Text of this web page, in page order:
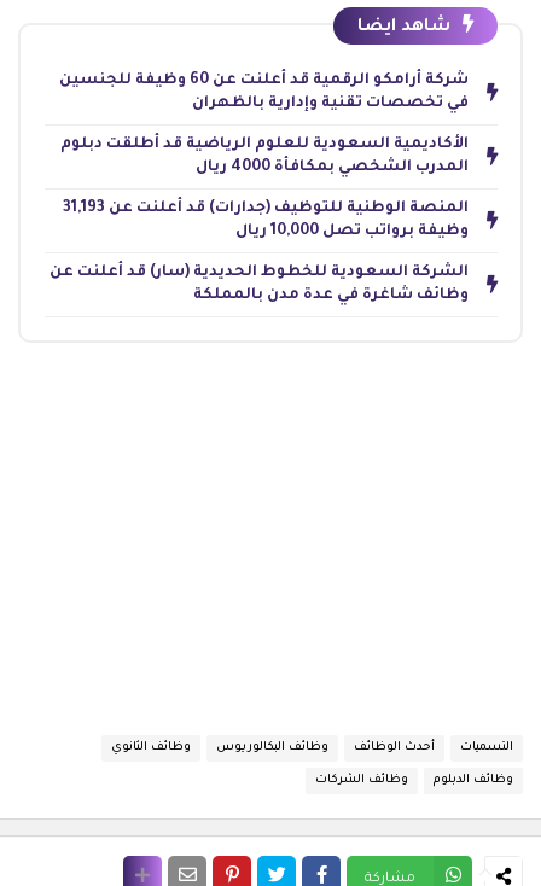
شاهد ايضا
شركة أرامكو الرقمية قد أعلنت عن 60 وظيفة للجنسين
في تخصصات تقنية وإدارية بالظهران
الأكاديمية السعودية للعلوم الرياضية قد أطلقت دبلوم
المدرب الشخصي بمكافأة 4000 ريال
المنصة الوطنية للتوظيف (جدارات) قد أعلنت عن 31,193
وظيفة برواتب تصل 10,000 ريال
الشركة السعودية للخطوط الحديدية (سار) قد أعلنت عن
وظائف شاغرة في عدة مدن بالمملكة
التسميات أحدث الوظائف وظائف البكالوريوس وظائف الثانوي
وظائف الدبلوم وظائف الشركات
مشاركة